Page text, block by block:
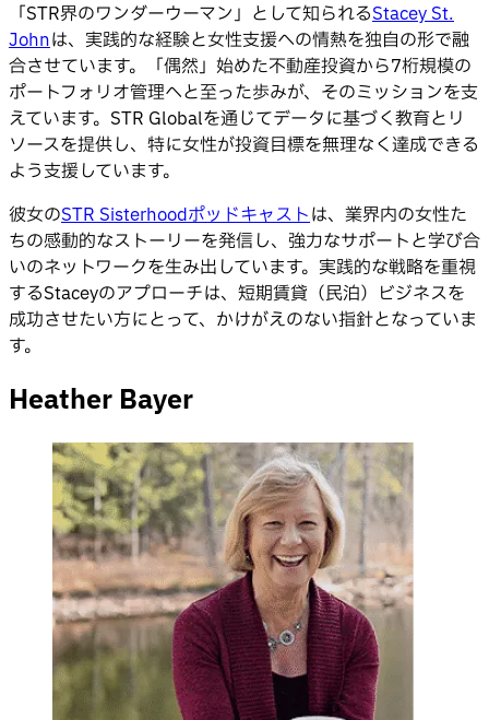
「STR界のワンダーウーマン」として知られるStacey St.
Johnは、実践的な経験と女性支援への情熱を独自の形で融
合させています。「偶然」始めた不動産投資から7桁規模の
ポートフォリオ管理へと至った歩みが、そのミッションを支
えています。STR Globalを通じてデータに基づく教育とリ
ソースを提供し、特に女性が投資目標を無理なく達成できる
よう支援しています。
彼女のSTR Sisterhoodポッドキャストは、業界内の女性た
ちの感動的なストーリーを発信し、強力なサポートと学び合
いのネットワークを生み出しています。実践的な戦略を重視
するStaceyのアプローチは、短期賃貸（民泊）ビジネスを
成功させたい方にとって、かけがえのない指針となっていま
す。
Heather Bayer